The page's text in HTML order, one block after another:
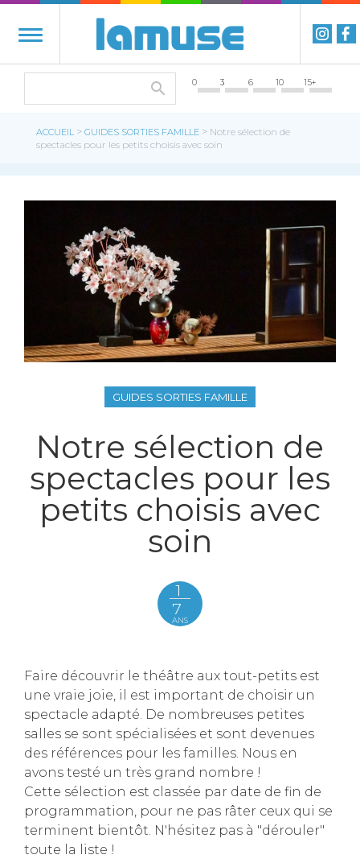
0 3 6 10 15+
ACCUEIL > GUIDES SORTIES FAMILLE > Notre sélection de
spectacles pour les petits choisis avec soin
GUIDES SORTIES FAMILLE
Notre sélection de
spectacles pour les
petits choisis avec
soin
1
7
ANS
Faire découvrir le théâtre aux tout-petits est
une vraie joie, il est important de choisir un
spectacle adapté. De nombreuses petites
salles se sont spécialisées et sont devenues
des références pour les familles. Nous en
avons testé un très grand nombre !
Cette sélection est classée par date de fin de
programmation, pour ne pas râter ceux qui se
terminent bientôt. N'hésitez pas à "dérouler"
toute la liste !